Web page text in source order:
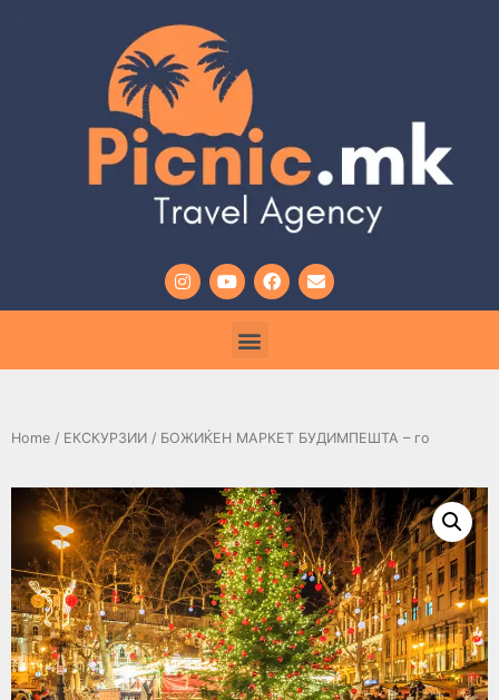
Home / ЕКСКУРЗИИ / БОЖИЌЕН МАРКЕТ БУДИМПЕШТА – го